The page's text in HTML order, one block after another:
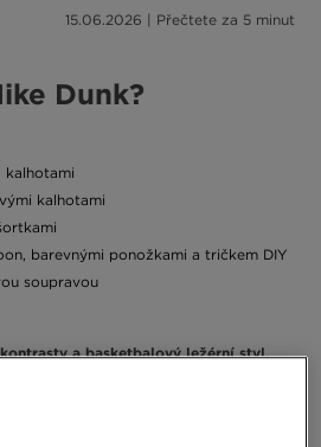
15.06.2026 | Přečtete za 5 minut
Dunk?
kalhotami
kalhotami
barevnými ponožkami a tričkem DIY
soupravou
a basketbalový ležérní styl,
nosit Nike Dunk, vždy aktuální.
záleží na měkkosti pod chodidlem a
to si ji položit i při hledání výrazných
novou sezónu. Vlastně se ta otázka